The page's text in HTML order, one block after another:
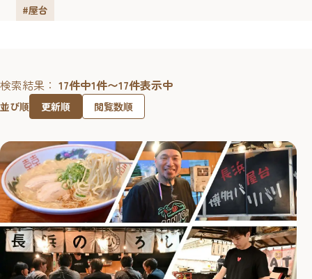
#屋台
検索結果： 17件中1件〜17件表示中
並び順 更新順 閲覧数順